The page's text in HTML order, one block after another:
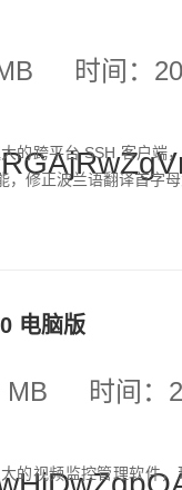
时间：
的跨平台 SSH 客户端
，修正波兰语翻译首字
电脑版
MB
时间：
的视频监控管理软件